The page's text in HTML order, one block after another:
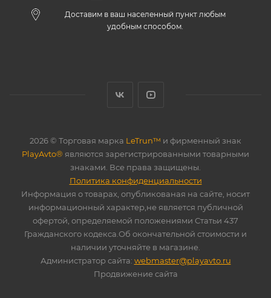
Доставим в ваш населенный пункт любым
удобным способом.
2026 © Торговая марка LeTrun™ и фирменный знак
PlayAvto® являются зарегистрированными товарными
знаками. Все права защищены.
Политика конфиденциальности
Информация о товарах, опубликованая на сайте, носит
информационный характер,не является публичной
офертой, определяемой положениями Статьи 437
Гражданского кодекса.Об окончательной стоимости и
наличии уточняйте в магазине.
Администратор сайта: webmaster@playavto.ru
Продвижение сайта